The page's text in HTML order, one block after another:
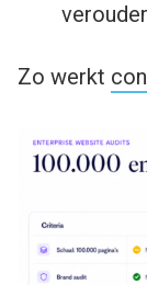
Zo werkt